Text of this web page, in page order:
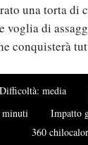
una torta di
voglia di
conquisterà
Difficoltà: media
minuti
Impatto
360